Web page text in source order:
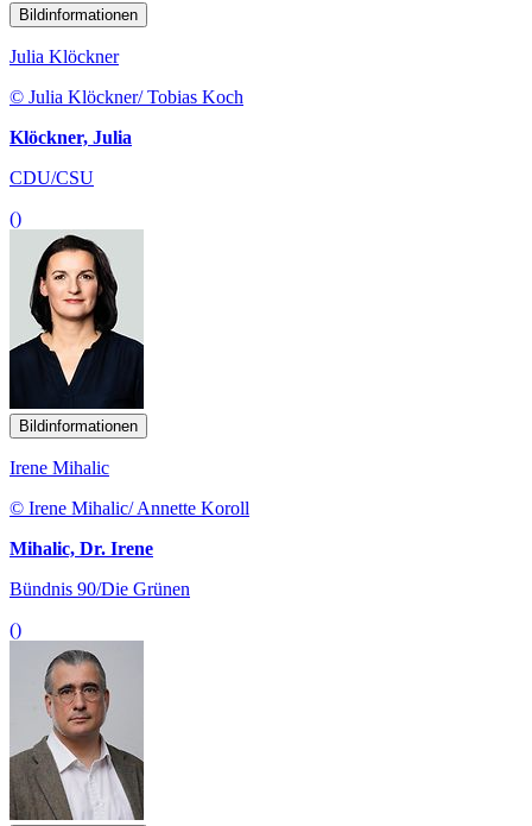
Bildinformationen
Julia Klöckner
© Julia Klöckner/ Tobias Koch
Klöckner, Julia
CDU/CSU
()
Bildinformationen
Irene Mihalic
© Irene Mihalic/ Annette Koroll
Mihalic, Dr. Irene
Bündnis 90/Die Grünen
()